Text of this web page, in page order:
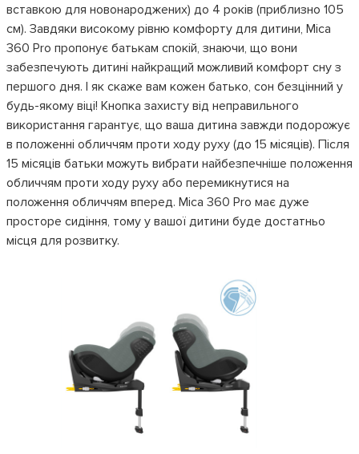
вставкою для новонароджених) до 4 років (приблизно 105
см). Завдяки високому рівню комфорту для дитини, Mica
360 Pro пропонує батькам спокій, знаючи, що вони
забезпечують дитині найкращий можливий комфорт сну з
першого дня. І як скаже вам кожен батько, сон безцінний у
будь-якому віці! Кнопка захисту від неправильного
використання гарантує, що ваша дитина завжди подорожує
в положенні обличчям проти ходу руху (до 15 місяців). Після
15 місяців батьки можуть вибрати найбезпечніше положення
обличчям проти ходу руху або перемикнутися на
положення обличчям вперед. Mica 360 Pro має дуже
просторе сидіння, тому у вашої дитини буде достатньо
місця для розвитку.